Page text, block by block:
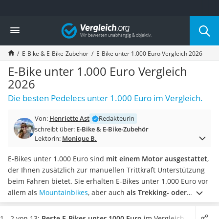
Die beliebtesten Vergleiche nach Kategorie
Freizeit & Sport
Gartentrampolin
Trampolin
Metalldetektor
Eufab-Fahrradträger
Trampolin 366 cm
Fahrradschloss
Futterboot
Air Bike
Trekkingschuhe Herren
Reisetasche mit Rollen
Klimmzugstation
Koffer
Nachtsichtgerät
Vergleich
E-Bike & E-Bike-Zubehör E-Bike unter 1.000 Euro Vergleich 2026
E-Bike unter 1.000 Euro Vergleich
2026
Die besten Pedelecs unter 1.000 Euro im Vergleich.
Von: Henriette Ast
Redakteurin
schreibt über: E-Bike & E-Bike-Zubehör
Lektorin: Monique B.
E-Bikes unter 1.000 Euro sind mit einem Motor ausgestattet,
der Ihnen zusätzlich zur manuellen Trittkraft Unterstützung
beim Fahren bietet. Sie erhalten E-Bikes unter 1.000 Euro vor
allem als Mountainbikes, aber auch als Trekking- oder
Cityräder. Als besonders mobil beschreiben Online-Tests
elektrische Falträder.Die Größe von E-Bikes unter 1.000 Euro